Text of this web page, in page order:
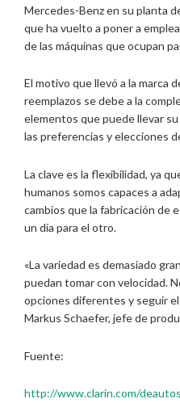
Mercedes-Benz en su planta
que ha vuelto a poner a
de las máquinas que ocupan
El motivo que llevó a la marca
reemplazos se debe a la
elementos que puede llevar
las preferencias y elecciones
La clave es la flexibilidad, ya
humanos somos capaces a
cambios que la fabricación de
un día para el otro.
«La variedad es demasiado
puedan tomar con velocidad.
opciones diferentes y seguir
Markus Schaefer, jefe de
Fuente:
http://www.clarin.com/